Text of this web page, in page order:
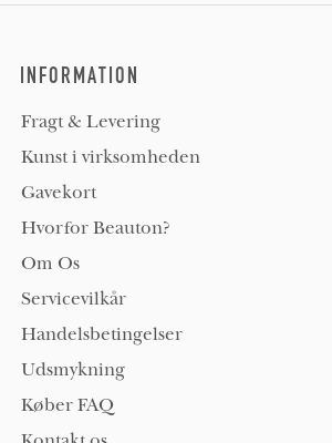
INFORMATION
Fragt & Levering
Kunst i virksomheden
Gavekort
Hvorfor Beauton?
Om Os
Servicevilkår
Handelsbetingelser
Udsmykning
Køber FAQ